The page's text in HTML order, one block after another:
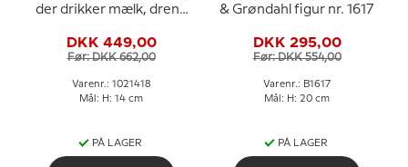
der drikker mælk, dreng
Grøndahl figur nr. 1713
eller 418
DKK 449,00
Før: DKK 662,00
Varenr.: 1021418
Mål: H: 14 cm
PÅ LAGER
& Grøndahl figur nr. 1617
DKK 295,00
Før: DKK 554,00
Varenr.: B1617
Mål: H: 20 cm
PÅ LAGER